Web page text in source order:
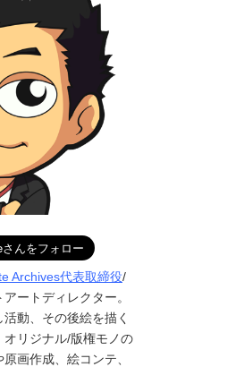
Archives代表取締役/
ートディレクター。
動、その後絵を描く
リジナル/版権モノの
画作成、絵コンテ、